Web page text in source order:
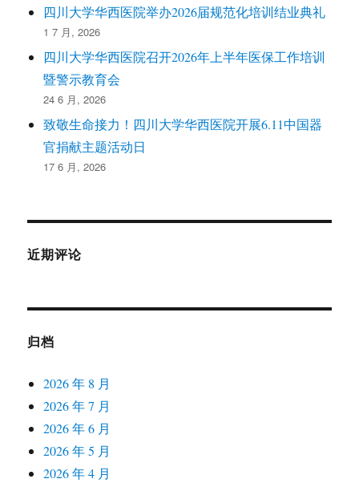
四川大学华西医院举办2026届规范化培训结业典礼
1 7 月, 2026
四川大学华西医院召开2026年上半年医保工作培训
暨警示教育会
24 6 月, 2026
致敬生命接力！四川大学华西医院开展6.11中国器
官捐献主题活动日
17 6 月, 2026
近期评论
归档
2026 年 8 月
2026 年 7 月
2026 年 6 月
2026 年 5 月
2026 年 4 月